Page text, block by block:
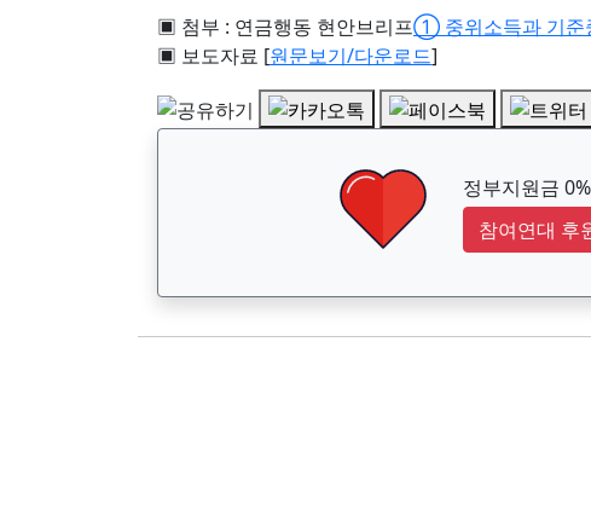
▣ 첨부 : 연금행동 현안브리프① 중위소득과 기준
▣ 보도자료 [원문보기/다운로드]
정부지원금
참여연대 후